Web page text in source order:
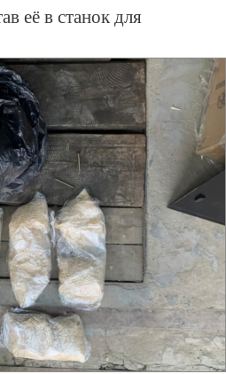
её в станок для